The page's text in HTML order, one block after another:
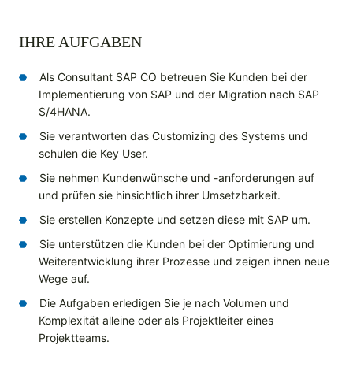
IHRE AUFGABEN
Als Consultant SAP CO betreuen Sie Kunden bei der
Implementierung von SAP und der Migration nach SAP
S/4HANA.
Sie verantworten das Customizing des Systems und
schulen die Key User.
Sie nehmen Kundenwünsche und -anforderungen auf
und prüfen sie hinsichtlich ihrer Umsetzbarkeit.
Sie erstellen Konzepte und setzen diese mit SAP um.
Sie unterstützen die Kunden bei der Optimierung und
Weiterentwicklung ihrer Prozesse und zeigen ihnen neue
Wege auf.
Die Aufgaben erledigen Sie je nach Volumen und
Komplexität alleine oder als Projektleiter eines
Projektteams.